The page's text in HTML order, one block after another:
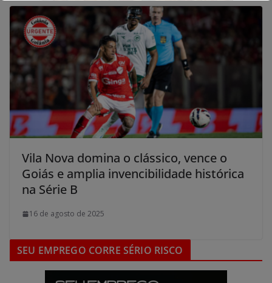
Vila Nova domina o clássico, vence o
Goiás e amplia invencibilidade histórica
na Série B
16 de agosto de 2025
SEU EMPREGO CORRE SÉRIO RISCO